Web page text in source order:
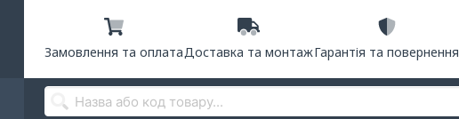
Замовлення та оплатаДоставка та монтажГарантія та повернення